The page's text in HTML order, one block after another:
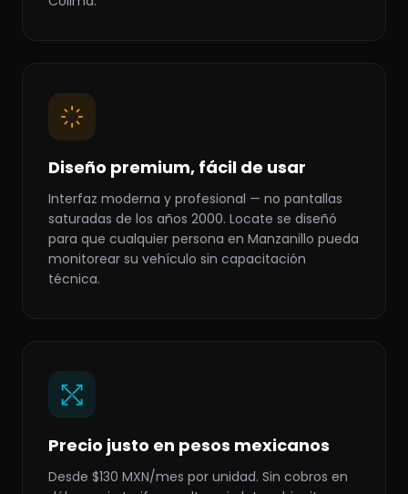
Diseño premium, fácil de usar
Interfaz moderna y profesional — no pantallas
saturadas de los años 2000. Locate se diseñó
para que cualquier persona en Manzanillo pueda
monitorear su vehículo sin capacitación
técnica.
Precio justo en pesos mexicanos
Desde $130 MXN/mes por unidad. Sin cobros en